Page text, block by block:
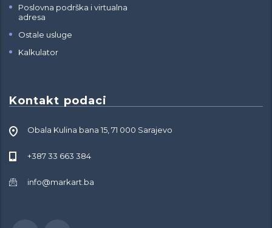
Poslovna podrška i virtualna
adresa
Ostale usluge
Kalkulator
Kontakt podaci
Obala Kulina bana 15, 71 000 Sarajevo
+387 33 663 384
info@markart.ba